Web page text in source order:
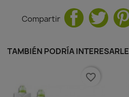
Compartir
TAMBIÉN PODRÍA INTERESARLE
favorite_border